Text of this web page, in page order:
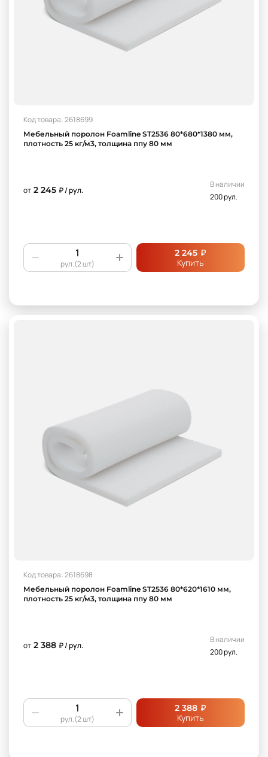
Код товара: 2618699
Мебельный поролон Foamline ST2536 80*680*1380 мм,
плотность 25 кг/м3, толщина ппу 80 мм
от 2 245 ₽ / рул.
В наличии
200 рул.
рул.(2 шт)
2 245 ₽
Купить
Код товара: 2618698
Мебельный поролон Foamline ST2536 80*620*1610 мм,
плотность 25 кг/м3, толщина ппу 80 мм
от 2 388 ₽ / рул.
В наличии
200 рул.
рул.(2 шт)
2 388 ₽
Купить